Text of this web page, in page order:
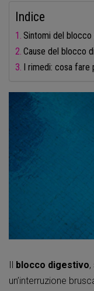
Indice
Sintomi del blocco
Cause del blocco
I rimedi: cosa
Il blocco digestivo
un’interruzione